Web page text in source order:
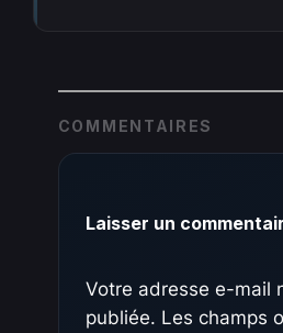
COMMENTAIRES
Laisser un
Votre adresse e-mail
publiée. Les champs